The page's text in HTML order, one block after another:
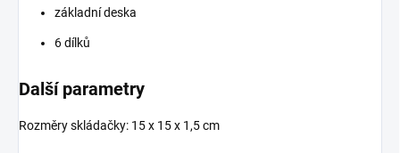
základní deska
6 dílků
Další parametry
Rozměry skládačky: 15 x 15 x 1,5 cm